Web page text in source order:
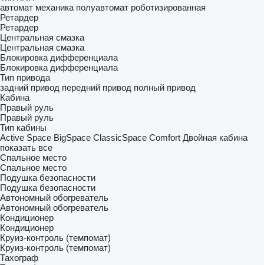
автомат механика полуавтомат роботизированная
Ретардер
Ретардер
Центральная смазка
Центральная смазка
Блокировка дифференциала
Блокировка дифференциала
Тип привода
задний привод передний привод полный привод
Кабина
Правый руль
Правый руль
Тип кабины
Active Space BigSpace ClassicSpace Comfort Двойная кабина
показать все
Спальное место
Спальное место
Подушка безопасности
Подушка безопасности
Автономный обогреватель
Автономный обогреватель
Кондиционер
Кондиционер
Круиз-контроль (темпомат)
Круиз-контроль (темпомат)
Тахограф